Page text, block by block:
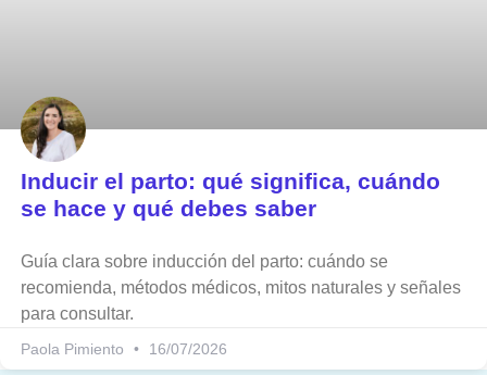
Inducir el parto: qué significa, cuándo
se hace y qué debes saber
Guía clara sobre inducción del parto: cuándo se
recomienda, métodos médicos, mitos naturales y señales
para consultar.
Paola Pimiento 16/07/2026